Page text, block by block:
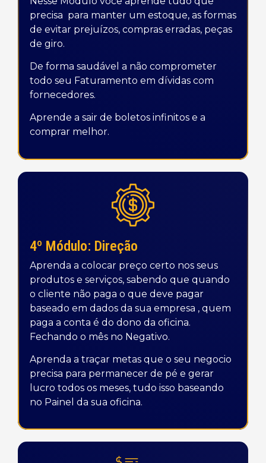
precisa para manter um estoque, as formas
de evitar prejuízos, compras erradas, peças
de giro.
De forma saudável a não comprometer
todo seu Faturamento em dívidas com
fornecedores.
Aprende a sair de boletos infinitos e a
comprar melhor.
4º Módulo: Direção
Aprenda a colocar preço certo nos seus
produtos e serviços, sabendo que quando
o cliente não paga o que deve pagar
baseado em dados da sua empresa , quem
paga a conta é do dono da oficina.
Fechando o mês no Negativo.
Aprenda a traçar metas que o seu negocio
precisa para permanecer de pé e gerar
lucro todos os meses, tudo isso baseando
no Painel da sua oficina.